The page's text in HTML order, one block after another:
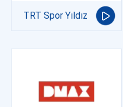
TRT Spor Yıldız